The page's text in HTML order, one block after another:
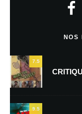
NOS
7.5
9.5